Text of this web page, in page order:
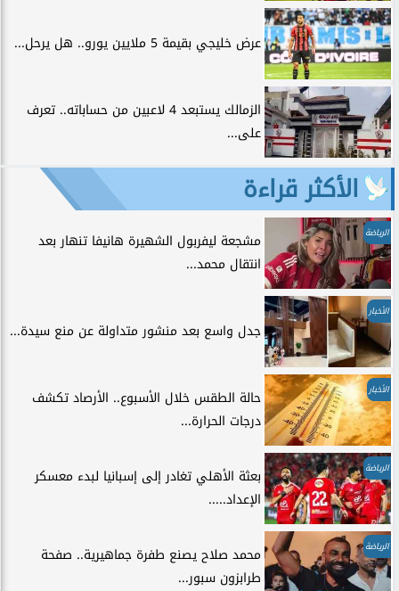
عرض خليجي بقيمة 5 ملايين يورو.. هل يرحل...
الزمالك يستبعد 4 لاعبين من حساباته.. تعرف
على...
الأكثر قراءة
الرياضة
مشجعة ليفربول الشهيرة هانيفا تنهار بعد
انتقال محمد...
الأخبار
جدل واسع بعد منشور متداولة عن منع سيدة...
الأخبار
حالة الطقس خلال الأسبوع.. الأرصاد تكشف
درجات الحرارة...
الرياضة
بعثة الأهلي تغادر إلى إسبانيا لبدء معسكر
الإعداد.....
الرياضة
محمد صلاح يصنع طفرة جماهيرية.. صفحة
طرابزون سبور...